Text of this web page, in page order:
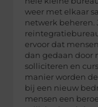
weer met elkaar
netwerk beheren.
ervoor dat
dan gedaan door
solliciteren en
manier worden
bij een nieuw
mensen een